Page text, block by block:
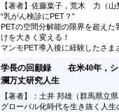
【著者】佐藤葉子，荒木 力（山
“乳がん検診にPET？”
PETの空間分解能の限界を超え
けを大きく変える！
マンモPET導入後に経験したさ
学長の回顧録 在米40年，シ
瀾万丈研究人生
【著者】：土井 邦雄（群馬県立
グローバル化時代を生き抜く人